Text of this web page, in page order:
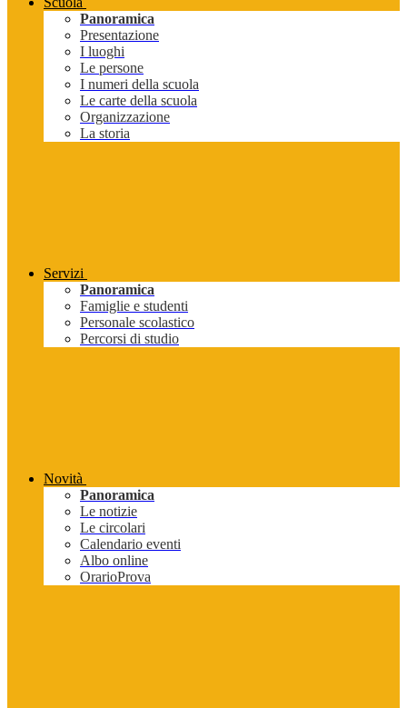
Panoramica
Presentazione
I luoghi
Le persone
I numeri della scuola
Le carte della scuola
Organizzazione
La storia
Servizi
Panoramica
Famiglie e studenti
Personale scolastico
Percorsi di studio
Novità
Panoramica
Le notizie
Le circolari
Calendario eventi
Albo online
OrarioProva